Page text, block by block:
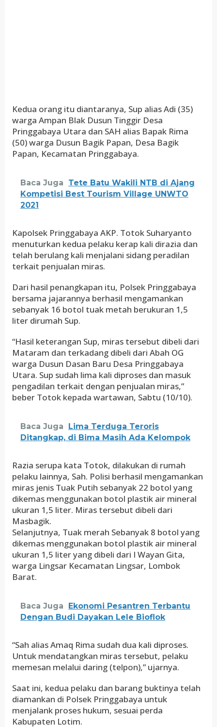
Kedua orang itu diantaranya, Sup alias Adi (35)
warga Ampan Blak Dusun Tinggir Desa
Pringgabaya Utara dan SAH alias Bapak Rima
(50) warga Dusun Bagik Papan, Desa Bagik
Papan, Kecamatan Pringgabaya.
Baca Juga
Tete Batu Wakili NTB di Ajang
Kompetisi Best Tourism Village UNWTO
2021
Kapolsek Pringgabaya AKP. Totok Suharyanto
menuturkan kedua pelaku kerap kali dirazia dan
telah berulang kali menjalani sidang peradilan
terkait penjualan miras.
Dari hasil penangkapan itu, Polsek Pringgabaya
bersama jajarannya berhasil mengamankan
sebanyak 16 botol tuak metah berukuran 1,5
liter dirumah Sup.
“Hasil keterangan Sup, miras tersebut dibeli dari
Mataram dan terkadang dibeli dari Abah OG
warga Dusun Dasan Baru Desa Pringgabaya
Utara. Sup sudah lima kali diproses dan masuk
pengadilan terkait dengan penjualan miras,”
beber Totok kepada wartawan, Sabtu (10/10).
Baca Juga
Lima Terduga Teroris
Ditangkap, di Bima Masih Ada Kelompok
Razia serupa kata Totok, dilakukan di rumah
pelaku lainnya, Sah. Polisi berhasil mengamankan
miras jenis Tuak Putih sebanyak 22 botol yang
dikemas menggunakan botol plastik air mineral
ukuran 1,5 liter. Miras tersebut dibeli dari
Masbagik.
Selanjutnya, Tuak merah Sebanyak 8 botol yang
dikemas menggunakan botol plastik air mineral
ukuran 1,5 liter yang dibeli dari I Wayan Gita,
warga Lingsar Kecamatan Lingsar, Lombok
Barat.
Baca Juga
Ekonomi Pesantren Terbantu
Dengan Budi Dayakan Lele Bioflok
“Sah alias Amaq Rima sudah dua kali diproses.
Untuk mendatangkan miras tersebut, pelaku
memesan melalui daring (telpon),” ujarnya.
Saat ini, kedua pelaku dan barang buktinya telah
diamankan di Polsek Pringgabaya untuk
menjalank proses hukum, sesuai perda
Kabupaten Lotim.